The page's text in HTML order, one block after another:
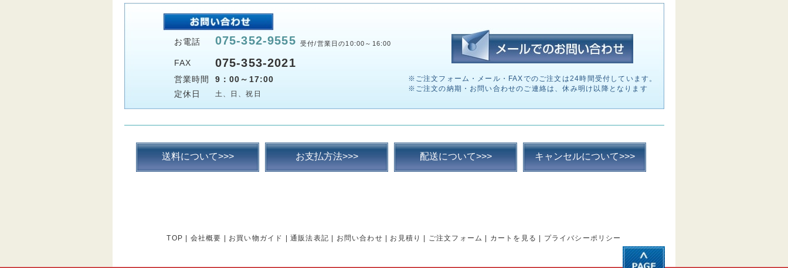
お電話 075-352-9555 受付/営業日の10:00～16:00
FAX 075-353-2021
営業時間
9：00～17:00
定休日
土、日、祝日
※ご注文フォーム・メール・FAXでのご注文は24時間受付しています。
※ご注文の納期・お問い合わせのご連絡は、休み明け以降となります
送料について>>> お支払方法>>> 配送について>>> キャンセルについて>>>
TOP 会社概要 お買い物ガイド 通販法表記 お問い合わせ お見積り ご注文フォーム カートを見る プライバシーポリシー